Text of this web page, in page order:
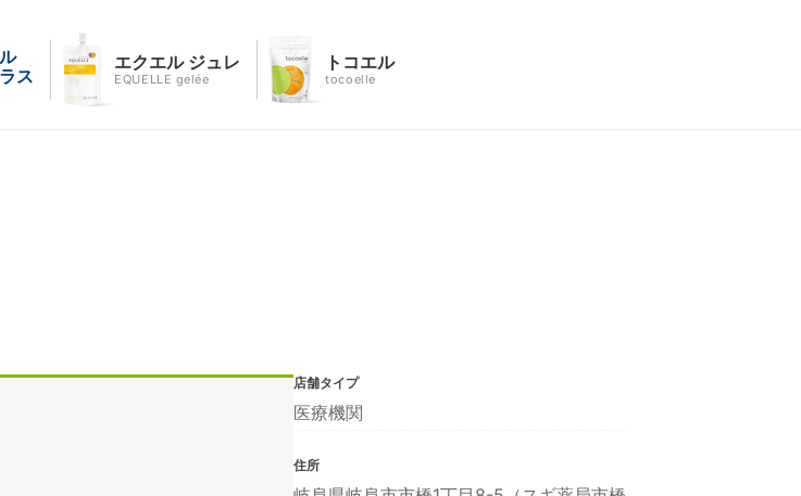
ス
エクエル ジュレ
EQUELLE gelée
トコエル
tocoelle
店舗タイプ
医療機関
住所